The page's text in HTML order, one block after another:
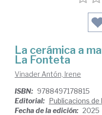
La cerámica a
La Fonteta
Vinader Antón, Irene
ISBN: 9788497178815
Editorial: Publicacions de
Fecha de la edición: 2025